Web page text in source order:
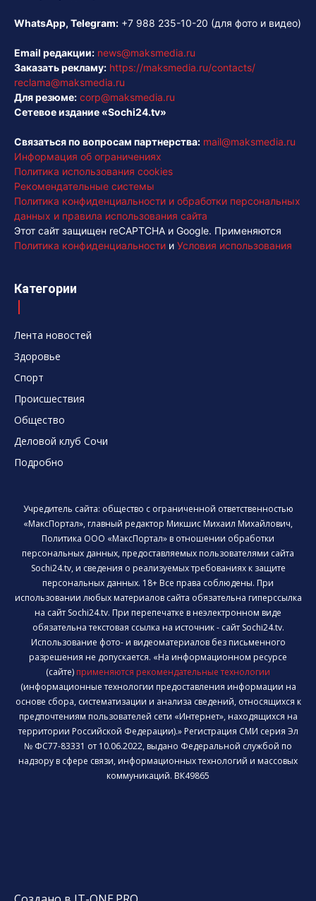
WhatsApp, Telegram: +7 988 235-10-20 (для фото и видео)
Email редакции: news@maksmedia.ru
Заказать рекламу: https://maksmedia.ru/contacts/
reclama@maksmedia.ru
Для резюме: corp@maksmedia.ru
Сетевое издание «Sochi24.tv»
Связаться по вопросам партнерства: mail@maksmedia.ru
Информация об ограничениях
Политика использования cookies
Рекомендательные системы
Политика конфиденциальности и обработки персональных
данных и правила использования сайта
Этот сайт защищен reCAPTCHA и Google. Применяются
Политика конфиденциальности и Условия использования
Категории
Лента новостей
Здоровье
Спорт
Происшествия
Общество
Деловой клуб Сочи
Подробно
Учредитель сайта: общество с ограниченной ответственностью
«МаксПортал», главный редактор Микшис Михаил Михайлович,
Политика ООО «МаксПортал» в отношении обработки
персональных данных, предоставляемых пользователями сайта
Sochi24.tv, и сведения о реализуемых требованиях к защите
персональных данных. 18+ Все права соблюдены. При
использовании любых материалов сайта обязательна гиперссылка
на сайт Sochi24.tv. При перепечатке в неэлектронном виде
обязательна текстовая ссылка на источник - сайт Sochi24.tv.
Использование фото- и видеоматериалов без письменного
разрешения не допускается. «На информационном ресурсе
(сайте) применяются рекомендательные технологии
(информационные технологии предоставления информации на
основе сбора, систематизации и анализа сведений, относящихся к
предпочтениям пользователей сети «Интернет», находящихся на
территории Российской Федерации).» Регистрация СМИ серия Эл
№ ФС77-83331 от 10.06.2022, выдано Федеральной службой по
надзору в сфере связи, информационных технологий и массовых
коммуникаций. ВК49865